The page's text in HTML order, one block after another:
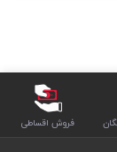
فروش اقساطی